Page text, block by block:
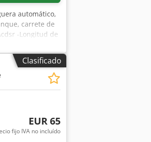
automático,
carrete de
-Longitud de
Clasificado
EUR 65
fijo IVA no incluído